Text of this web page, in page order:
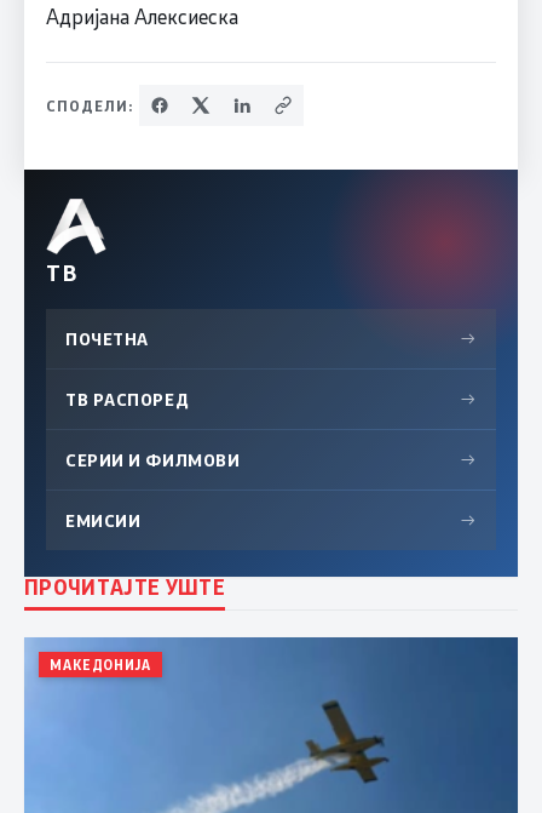
Aдријана Алексиеска
СПОДЕЛИ:
ТВ
ПОЧЕТНА →
ТВ РАСПОРЕД →
СЕРИИ И ФИЛМОВИ →
ЕМИСИИ →
ПРОЧИТАЈТЕ УШТЕ
МАКЕДОНИЈА